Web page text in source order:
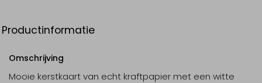
Productinformatie
Omschrijving
Mooie kerstkaart van echt kraftpapier met een witte